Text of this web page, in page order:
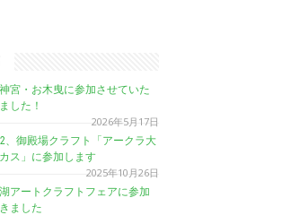
宮・お木曳に参加させていた
した！
2026年5月17日
2、御殿場クラフト「アークラ大
ス」に参加します
2025年10月26日
アートクラフトフェアに参加
ました